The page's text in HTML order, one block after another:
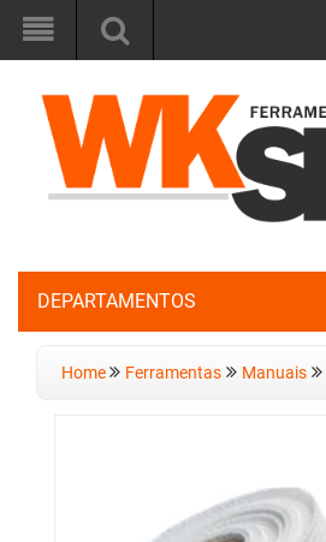
DEPARTAMENTOS
Home Ferramentas Manuais